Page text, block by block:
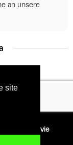
site
an unsere
de la vie